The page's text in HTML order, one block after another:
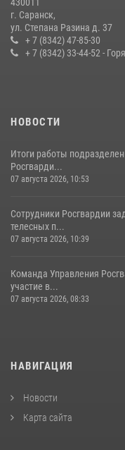
Сотрудники Росгвардии
конкурса профмастерства в
23 июля 2026, 11:54 4
г. Саранск,
ул. Степана Разина д. 37
+ 7 (8342) 47-85-30
+ 7 (8342) 33-44-52 -
НОВОСТИ
Итоги работы
Росгварди...
07 августа 2026, 10:53
Сотрудники Росгвардии
телесных п...
07 августа 2026, 10:39
Команда Управления
участие в...
07 августа 2026, 08:33
НАВИГАЦИЯ
Новости
Карта сайта